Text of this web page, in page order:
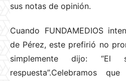
sus notas de opinión.
Cuando FUNDAMEDIOS
de Pérez, este prefirió no
simplemente dijo:
respuesta”.Celebramos